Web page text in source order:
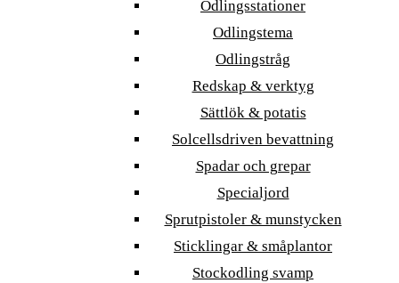
Odlingsstationer
Odlingstema
Odlingstråg
Redskap & verktyg
Sättlök & potatis
Solcellsdriven bevattning
Spadar och grepar
Specialjord
Sprutpistoler & munstycken
Sticklingar & småplantor
Stockodling svamp